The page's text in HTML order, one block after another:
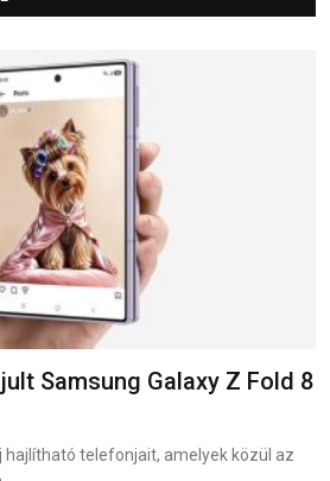
Samsung Galaxy Z Fold 8
telefonjait, amelyek közül az